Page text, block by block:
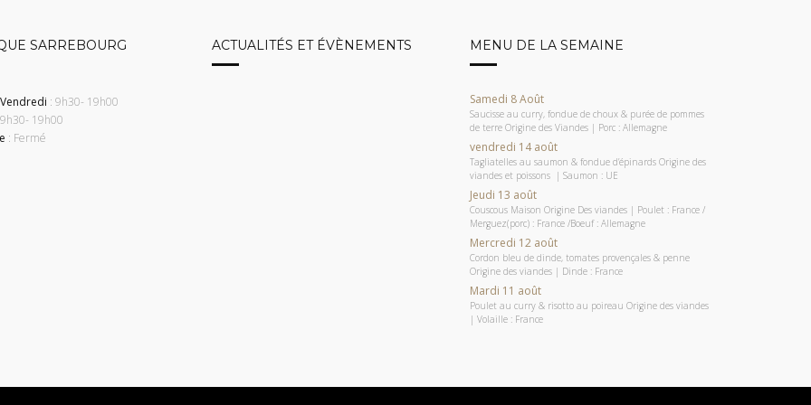
SARREBOURG
: 9h30- 19h00
19h00
: Fermé
ACTUALITÉS ET ÉVÈNEMENTS MENU DE LA SEMAINE
Samedi 8 Août
Saucisse au curry, fondue de choux & purée de pommes
de terre Origine des Viandes | Porc : Allemagne
vendredi 14 août
Tagliatelles au saumon & fondue d’épinards Origine des
viandes et poissons | Saumon : UE
Jeudi 13 août
Couscous Maison Origine Des viandes | Poulet : France /
Merguez(porc) : France /Boeuf : Allemagne
Mercredi 12 août
Cordon bleu de dinde, tomates provençales & penne
Origine des viandes | Dinde : France
Mardi 11 août
Poulet au curry & risotto au poireau Origine des viandes
| Volaille : France